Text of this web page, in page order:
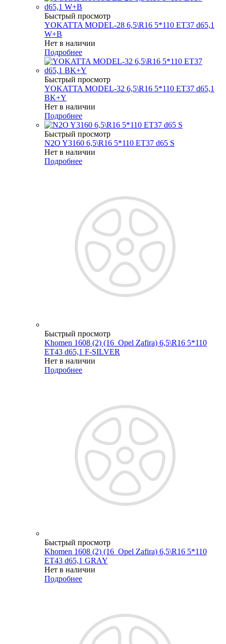
Быстрый просмотр
YOKATTA MODEL-28 6,5\R16 5*110 ET37 d65,1
W+B
Нет в наличии
Подробнее
Быстрый просмотр
YOKATTA MODEL-32 6,5\R16 5*110 ET37 d65,1
BK+Y
Нет в наличии
Подробнее
Быстрый просмотр
N2O Y3160 6,5\R16 5*110 ET37 d65 S
Нет в наличии
Подробнее
Быстрый просмотр
Khomen 1608 (2) (16_Opel Zafira) 6,5\R16 5*110
ET43 d65,1 F-SILVER
Нет в наличии
Подробнее
Быстрый просмотр
Khomen 1608 (2) (16_Opel Zafira) 6,5\R16 5*110
ET43 d65,1 GRAY
Нет в наличии
Подробнее